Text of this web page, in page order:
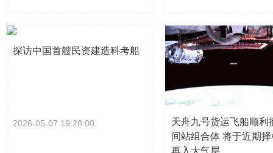
探访中国首艘民资建造科考船
2026-05-07 19:28:00
天舟九号货运飞船顺利
间站组合体 将于近期
再入大气层